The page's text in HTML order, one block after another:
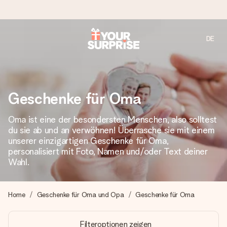
Heute bestellt, in 1 Werktag verschickt
Wir bereiten dein Geschenk sorgfältig vor und schicken es
blitzschnell – damit du es genau zum richtigen Zeitpunkt
überreichen kannst, wenn es am meisten zählt.
4,8 (basierend auf +15.000 Bewertungen)
Unsere Geschenke begeistern. Kunden bewerten uns mit
4,8 bei Google Reviews (Gesamtergebnis aller Länder, in
die wir versenden).
Mit Liebe gemacht, im Handumdrehen
DE
Geschenke für Oma
Oma ist eine der besondersten Menschen, also solltest
du sie ab und an verwöhnen! Überrasche sie mit einem
unserer einzigartigen Geschenke für Oma,
personalisiert mit Foto, Namen und/oder Text deiner
Wahl.
Home Geschenke für Oma und Opa Geschenke für Oma
Filteroptionen zeigen